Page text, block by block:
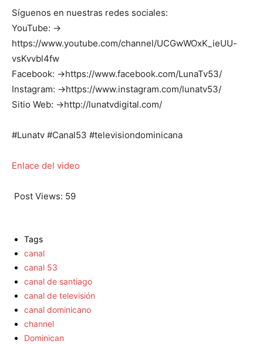
Síguenos en nuestras redes sociales:
YouTube: →
https://www.youtube.com/channel/UCGwWOxK_ieUU-
vsKvvbl4fw
Facebook: →https://www.facebook.com/LunaTv53/
Instagram: →https://www.instagram.com/lunatv53/
Sitio Web: →http://lunatvdigital.com/
#Lunatv #Canal53 #televisiondominicana
Enlace del video
Post Views: 59
Tags
canal
canal 53
canal de santiago
canal de televisión
canal dominicano
channel
Dominican